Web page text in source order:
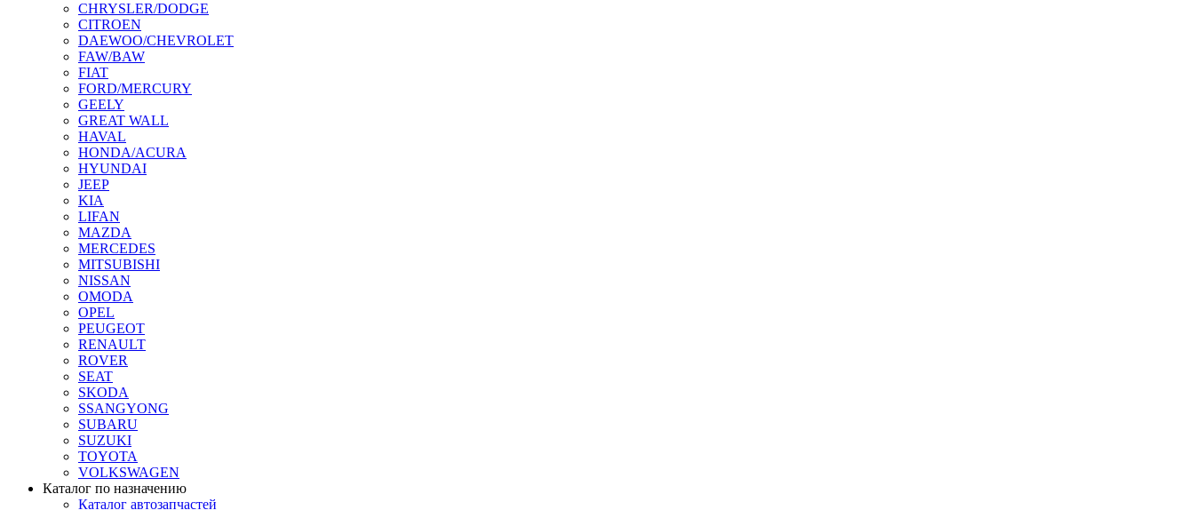
CHRYSLER/DODGE
CITROEN
DAEWOO/CHEVROLET
FAW/BAW
FIAT
FORD/MERCURY
GEELY
GREAT WALL
HAVAL
HONDA/ACURA
HYUNDAI
JEEP
KIA
LIFAN
MAZDA
MERCEDES
MITSUBISHI
NISSAN
OMODA
OPEL
PEUGEOT
RENAULT
ROVER
SEAT
SKODA
SSANGYONG
SUBARU
SUZUKI
TOYOTA
VOLKSWAGEN
Каталог по назначению
Каталог автозапчастей